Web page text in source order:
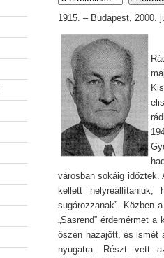
1915. – Budapest, 2000.
városban sokáig időztek.
kellett
sugározzanak”. Közben
„Sasrend” érdemérmet
őszén hazajött, és ismét
nyugatra. Részt vett